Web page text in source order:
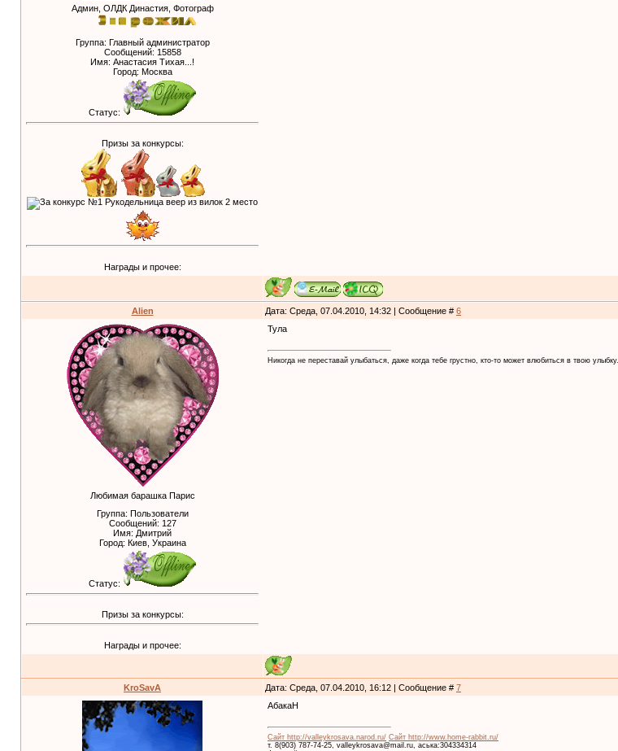
Админ, ОЛДК Династия, Фотограф
Группа: Главный администратор
Сообщений: 15858
Имя: Анастасия Тихая...!
Город: Москва
Статус:
Призы за конкурсы:
Награды и прочее:
Alien Дата: Среда, 07.04.2010, 14:32 | Сообщение # 6
Любимая барашка Парис
Группа: Пользователи
Сообщений: 127
Имя: Дмитрий
Город: Киев, Украина
Статус:
Призы за конкурсы:
Награды и прочее:
Тула
Никогда не переставай улыбаться, даже когда тебе грустно, кто-то может влюбиться в твою улыбку.
KroSavA Дата: Среда, 07.04.2010, 16:12 | Сообщение # 7
АбакаН
Сайт http://valleykrosava.narod.ru/ Сайт http://www.home-rabbit.ru/
т. 8(903) 787-74-25, valleykrosava@mail.ru, аська:304334314